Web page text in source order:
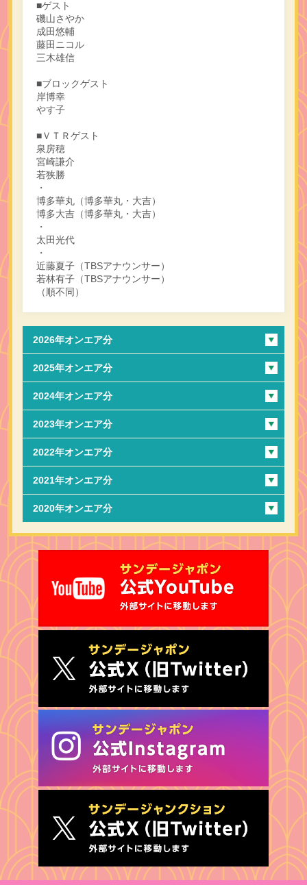
■ゲスト
磯山さやか
成田悠輔
藤田ニコル
三木雄信
■ブロックゲスト
岸博幸
やす子
■ＶＴＲゲスト
泉房穂
宮崎謙介
若狭勝
・
博多華丸（博多華丸・大吉）
博多大吉（博多華丸・大吉）
・
太田光代
・
近藤夏子（TBSアナウンサー）
若林有子（TBSアナウンサー）
（順不同）
2026年オンエア分
2025年オンエア分
2024年オンエア分
2023年オンエア分
2022年オンエア分
2021年オンエア分
2020年オンエア分